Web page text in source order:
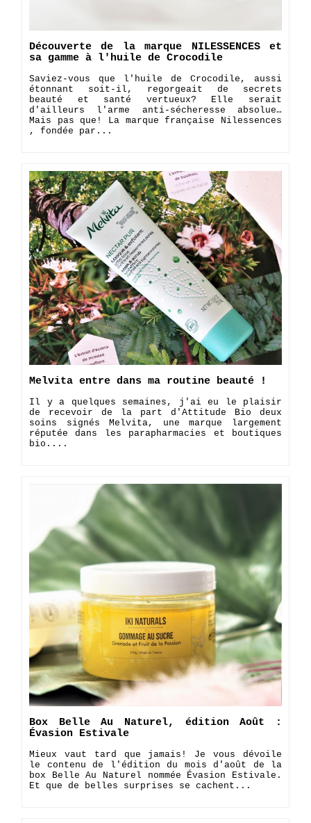
Découverte de la marque NILESSENCES et
sa gamme à l'huile de Crocodile
Saviez-vous que l'huile de Crocodile, aussi
étonnant soit-il, regorgeait de secrets
beauté et santé vertueux? Elle serait
d'ailleurs l'arme anti-sécheresse absolue…
Mais pas que! La marque française Nilessences
, fondée par...
Melvita entre dans ma routine beauté !
Il y a quelques semaines, j'ai eu le plaisir
de recevoir de la part d'Attitude Bio deux
soins signés Melvita, une marque largement
réputée dans les parapharmacies et boutiques
bio....
Box Belle Au Naturel, édition Août :
Évasion Estivale
Mieux vaut tard que jamais! Je vous dévoile
le contenu de l'édition du mois d'août de la
box Belle Au Naturel nommée Évasion Estivale.
Et que de belles surprises se cachent...